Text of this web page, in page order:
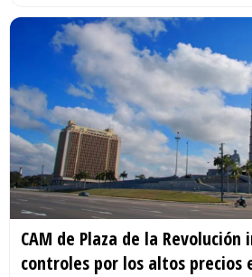
CAM de Plaza de la
controles por los altos precios